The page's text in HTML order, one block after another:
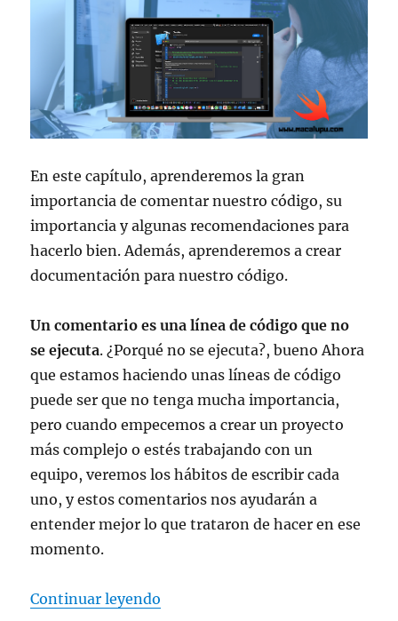
En este capítulo, aprenderemos la gran
importancia de comentar nuestro código, su
importancia y algunas recomendaciones para
hacerlo bien. Además, aprenderemos a crear
documentación para nuestro código.
Un comentario es una línea de código que no
se ejecuta. ¿Porqué no se ejecuta?, bueno Ahora
que estamos haciendo unas líneas de código
puede ser que no tenga mucha importancia,
pero cuando empecemos a crear un proyecto
más complejo o estés trabajando con un
equipo, veremos los hábitos de escribir cada
uno, y estos comentarios nos ayudarán a
entender mejor lo que trataron de hacer en ese
momento.
Continuar leyendo